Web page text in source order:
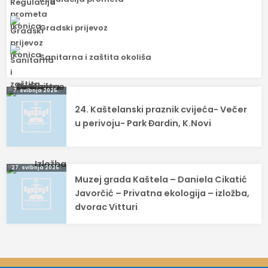
Gradski prijevoz
Sanitarna i zaštita okoliša
Navigacija
objava
7. svibnja 2025.
24. Kaštelanski praznik cvijeća- Večer
u perivoju- Park Đardin, K.Novi
27. svibnja 2025.
Muzej grada Kaštela – Daniela Cikatić
Javorčić – Privatna ekologija – izložba,
dvorac Vitturi